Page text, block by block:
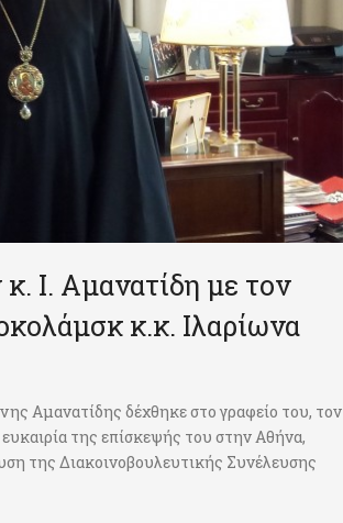
Ι. Αμανατίδη με τον
κ.κ. Ιλαρίωνα
Αμανατίδης δέχθηκε στο γραφείο του, τον
της επίσκεψής του στην Αθήνα,
της Διακοινοβουλευτικής Συνέλευσης